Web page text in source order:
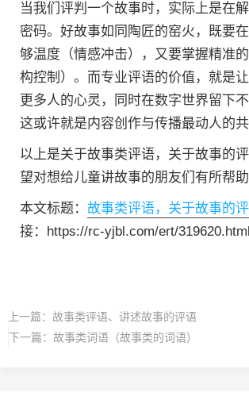
当我们评判一个故事时，实际上是在
密码。好故事如同陶匠的窑火，既要
够温度（情感冲击），又要掌握精准
构控制）。而专业评语的价值，就是
更多人的心灵，同时在数字世界留下
这或许就是内容创作与传播最动人的共
以上是关于故事类评语，关于故事的
望对想给儿童讲故事的朋友们有所帮助
本文标题： 故事类评语，关于故事的
接：https://rc-yjbl.com/ert/319620.html
上一篇： 故事类评语、讲述故事的评语
下一篇： 故事类词语（故事类的词语）